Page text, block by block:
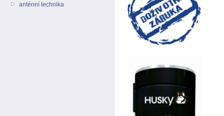
anténní technika